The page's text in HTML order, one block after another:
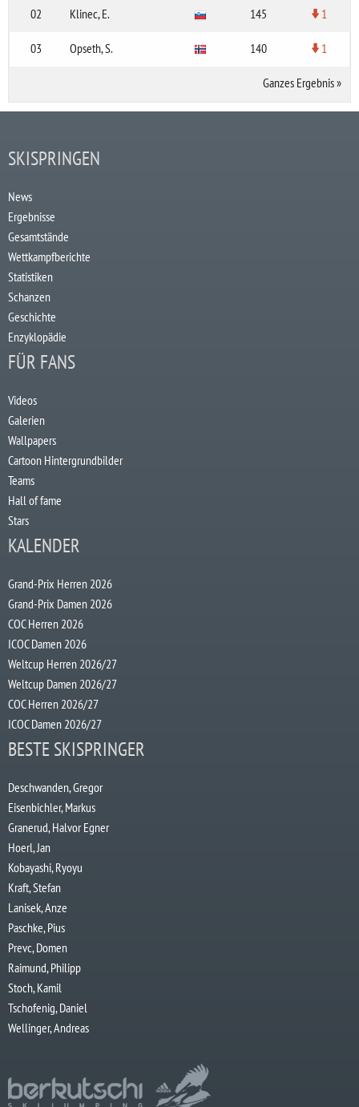
02 Klinec, E. 145 1
03 Opseth, S. 140 1
Ganzes Ergebnis»
SKISPRINGEN
News
Ergebnisse
Gesamtstände
Wettkampfberichte
Statistiken
Schanzen
Geschichte
Enzyklopädie
FÜR FANS
Videos
Galerien
Wallpapers
Cartoon Hintergrundbilder
Teams
Hall of fame
Stars
KALENDER
Grand-Prix Herren 2026
Grand-Prix Damen 2026
COC Herren 2026
ICOC Damen 2026
Weltcup Herren 2026/27
Weltcup Damen 2026/27
COC Herren 2026/27
ICOC Damen 2026/27
BESTE SKISPRINGER
Deschwanden, Gregor
Eisenbichler, Markus
Granerud, Halvor Egner
Hoerl, Jan
Kobayashi, Ryoyu
Kraft, Stefan
Lanisek, Anze
Paschke, Pius
Prevc, Domen
Raimund, Philipp
Stoch, Kamil
Tschofenig, Daniel
Wellinger, Andreas